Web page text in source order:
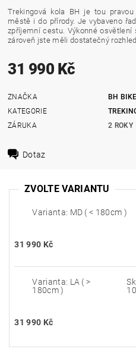
Trekingová kola BH je tou
městě i do přírody. Je vybaveno
zpříjemní cestu. Výkonné
zároveň jste měli dostatečný rozhled.
31 990 Kč
ZNAČKA
BH
KATEGORIE
ZÁRUKA
2 ROKY
Dotaz
ZVOLTE VARIANTU
Varianta: MD ( < 180cm )
31 990 Kč
Varianta: LA ( >
180cm )
31 990 Kč